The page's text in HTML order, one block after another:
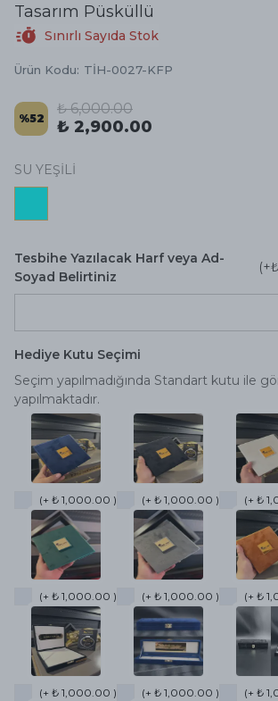
Tasarım Püsküllü
Sınırlı Sayıda Stok
Ürün Kodu: TİH-0027-KFP
%52
₺ 6,000.00
₺ 2,900.00
SU YEŞİLİ
Tesbihe Yazılacak Harf veya Ad-
Soyad Belirtiniz
(+
Hediye Kutu Seçimi
Seçim yapılmadığında Standart kutu ile
yapılmaktadır.
(+ ₺ 1,000.00 ) (+ ₺ 1,000.00 ) (+ ₺
(+ ₺ 1,000.00 ) (+ ₺ 1,000.00 ) (+ ₺
(+ ₺ 1,000.00 ) (+ ₺ 1,000.00 ) (+ ₺